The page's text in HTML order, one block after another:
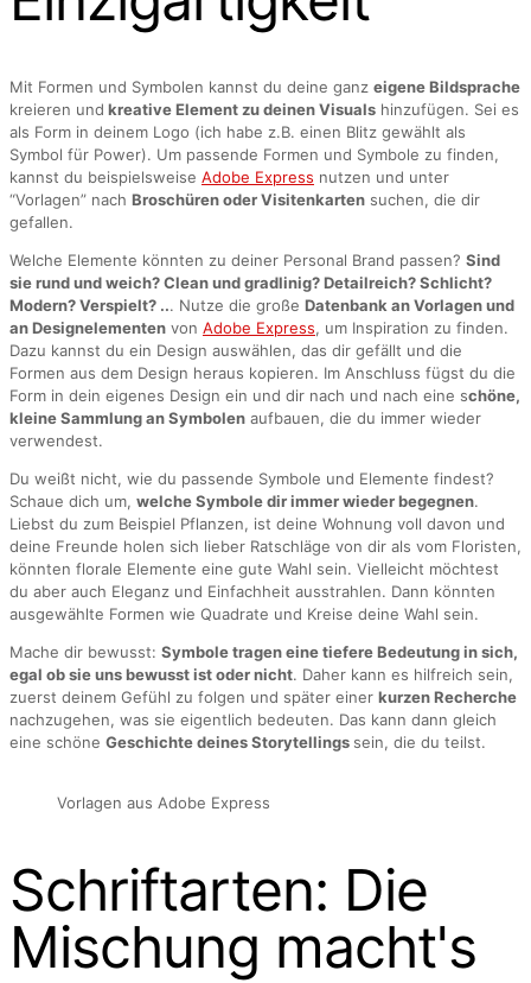
Mit Formen und Symbolen kannst du deine ganz eigene Bildsprache
kreieren und kreative Element zu deinen Visuals hinzufügen. Sei es
als Form in deinem Logo (ich habe z.B. einen Blitz gewählt als
Symbol für Power). Um passende Formen und Symbole zu finden,
kannst du beispielsweise Adobe Express nutzen und unter
“Vorlagen” nach Broschüren oder Visitenkarten suchen, die dir
gefallen.
Welche Elemente könnten zu deiner Personal Brand passen? Sind
sie rund und weich? Clean und gradlinig? Detailreich? Schlicht?
Modern? Verspielt? ... Nutze die große Datenbank an Vorlagen und
an Designelementen von Adobe Express, um Inspiration zu finden.
Dazu kannst du ein Design auswählen, das dir gefällt und die
Formen aus dem Design heraus kopieren. Im Anschluss fügst du die
Form in dein eigenes Design ein und dir nach und nach eine schöne,
kleine Sammlung an Symbolen aufbauen, die du immer wieder
verwendest.
Du weißt nicht, wie du passende Symbole und Elemente findest?
Schaue dich um, welche Symbole dir immer wieder begegnen.
Liebst du zum Beispiel Pflanzen, ist deine Wohnung voll davon und
deine Freunde holen sich lieber Ratschläge von dir als vom Floristen,
könnten florale Elemente eine gute Wahl sein. Vielleicht möchtest
du aber auch Eleganz und Einfachheit ausstrahlen. Dann könnten
ausgewählte Formen wie Quadrate und Kreise deine Wahl sein.
Mache dir bewusst: Symbole tragen eine tiefere Bedeutung in sich,
egal ob sie uns bewusst ist oder nicht. Daher kann es hilfreich sein,
zuerst deinem Gefühl zu folgen und später einer kurzen Recherche
nachzugehen, was sie eigentlich bedeuten. Das kann dann gleich
eine schöne Geschichte deines Storytellings sein, die du teilst.
Vorlagen aus Adobe Express
Schriftarten: Die
Mischung macht's